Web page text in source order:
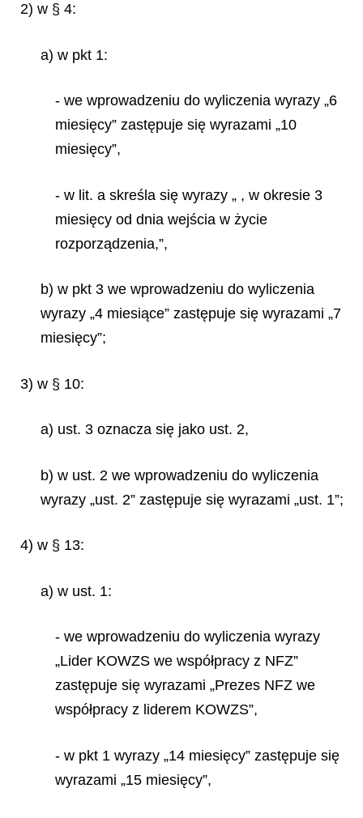
2) w § 4:
a) w pkt 1:
- we wprowadzeniu do wyliczenia wyrazy „6
miesięcy” zastępuje się wyrazami „10
miesięcy”,
- w lit. a skreśla się wyrazy „ , w okresie 3
miesięcy od dnia wejścia w życie
rozporządzenia,”,
b) w pkt 3 we wprowadzeniu do wyliczenia
wyrazy „4 miesiące” zastępuje się wyrazami „7
miesięcy”;
3) w § 10:
a) ust. 3 oznacza się jako ust. 2,
b) w ust. 2 we wprowadzeniu do wyliczenia
wyrazy „ust. 2” zastępuje się wyrazami „ust. 1”;
4) w § 13:
a) w ust. 1:
- we wprowadzeniu do wyliczenia wyrazy
„Lider KOWZS we współpracy z NFZ”
zastępuje się wyrazami „Prezes NFZ we
współpracy z liderem KOWZS”,
- w pkt 1 wyrazy „14 miesięcy” zastępuje się
wyrazami „15 miesięcy”,